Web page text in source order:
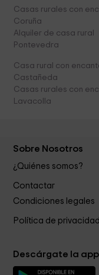
Casas rurales con
Coruña
Alquiler de casa rural
Pontevedra
Casa rural con
Castañeda
Casas rurales con
Lavacolla
Sobre Nosotros
¿Quiénes somos?
Contactar
Condiciones legales
Política de privacidad
Descárgate la app